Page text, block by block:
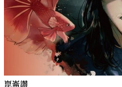
崑崙讚